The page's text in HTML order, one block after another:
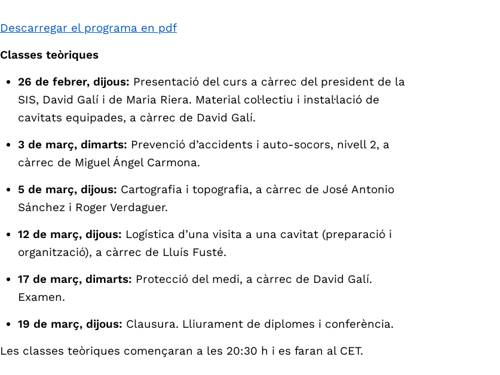
Descarregar el programa en pdf
Classes teòriques
26 de febrer, dijous: Presentació del curs a càrrec del president de la
SIS, David Galí i de Maria Riera. Material col·lectiu i instal·lació de
cavitats equipades, a càrrec de David Galí.
3 de març, dimarts: Prevenció d’accidents i auto-socors, nivell 2, a
càrrec de Miguel Ángel Carmona.
5 de març, dijous: Cartografia i topografia, a càrrec de José Antonio
Sánchez i Roger Verdaguer.
12 de març, dijous: Logística d’una visita a una cavitat (preparació i
organització), a càrrec de Lluís Fusté.
17 de març, dimarts: Protecció del medi, a càrrec de David Galí.
Examen.
19 de març, dijous: Clausura. Lliurament de diplomes i conferència.
Les classes teòriques començaran a les 20:30 h i es faran al CET.